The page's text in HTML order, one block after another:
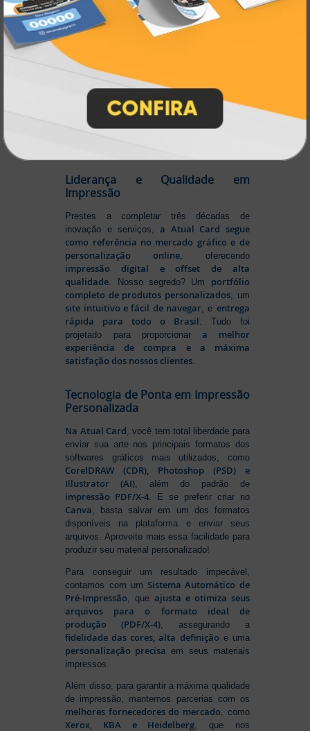
Muito antes de termos comográfica online,
impressão sob demanda e web to print
popularizarem, a
Atual Card já estava
transformando o mercado gráfico
Nascemos digitais e seguimos
continuamente, investindo em
de ponta
para garantir a melhor experiência
produtos personalizados e impressão
online
. Tudo isso para oferecer
agilidade,
qualidade e soluções inteligentes
Liderança e Qualidade em
Impressão
Prestes a completar três décadas de
inovação e serviços,a Atual Card segue
como referência no mercado gráfico e de
personalização online, oferecendo
impressão digital e offset de alta
qualidade. Nosso segredo? Um portfólio
completo de produtos personalizados, um
site intuitivo e fácil de navegar, e entrega
rápida para todo o Brasil. Tudo foi
projetado para proporcionara melhor
experiência de compra e a máxima
satisfação dos nossos clientes.
Tecnologia de Ponta em Impressão
Personalizada
Na Atual Card , você tem total liberdade para
enviar sua arte nos principais formatos dos
softwares gráficos mais utilizados, como
CorelDRAW (CDR), Photoshop (PSD) e
Illustrator (AI) , além do padrão de
impressão PDF/X-4 . E se preferir criar no
Canva , basta salvar em um dos formatos
disponíveis na plataforma e enviar seus
arquivos. Aproveite mais essa facilidade para
produzir seu material personalizado!
Para conseguir um resultado impecável,
contamos com um Sistema Automático de
Pré-Impressão , queajusta e otimiza seus
arquivos para o formato ideal de
produção (PDF/X-4) , assegurando a
fidelidade das cores, alta definição e uma
personalização precisa em seus materiais
impressos.
Além disso, para garantir a máxima qualidade
de impressão, mantemos parcerias com os
melhores fornecedores do mercado, como
Xerox, KBA e Heidelberg, que nos